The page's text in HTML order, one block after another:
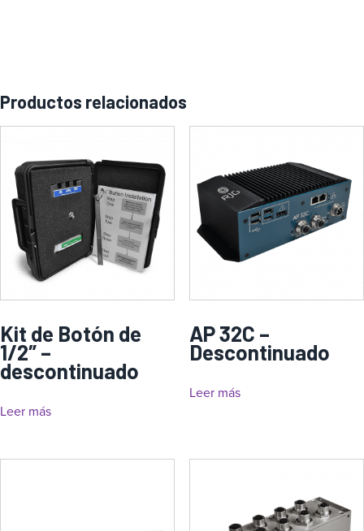
Productos relacionados
Kit de Botón de
1/2″ –
descontinuado
Leer más
AP 32C –
Descontinuado
Leer más